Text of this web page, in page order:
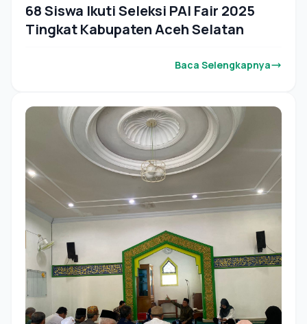
68 Siswa Ikuti Seleksi PAI Fair 2025
Tingkat Kabupaten Aceh Selatan
Baca Selengkapnya